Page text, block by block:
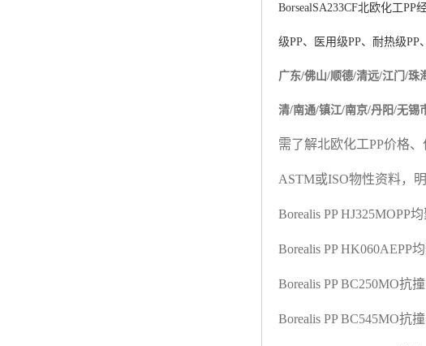
BorsealSA233CF北欧化工PP
级PP、医用级PP、耐热级PP
广东/佛山/顺德/清远/江门/珠
清/南通/镇江/南京/丹阳/无锡
需了解北欧化工PP价格、
ASTM或ISO物性资料，
Borealis PP HJ325MOPP均
Borealis PP HK060AEPP均
Borealis PP BC250MO抗
Borealis PP BC545MO抗